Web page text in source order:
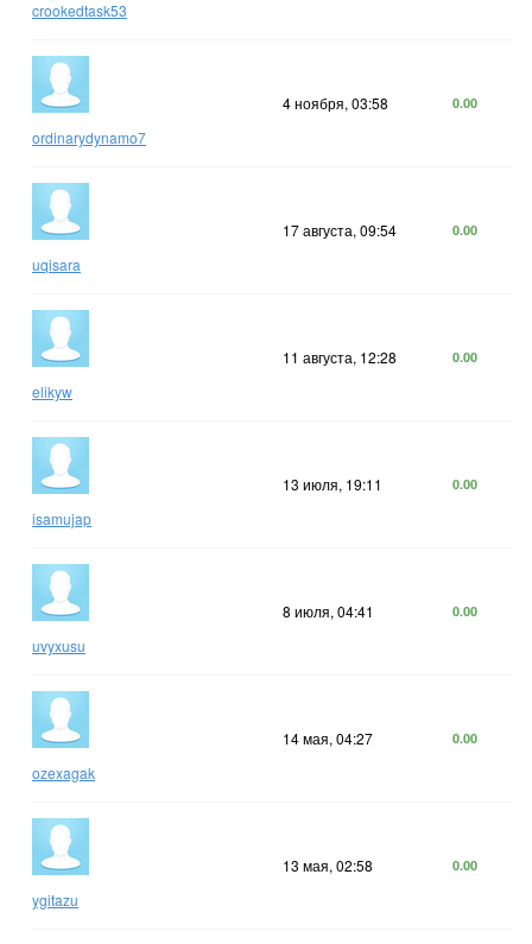
crookedtask53
ordinarydynamo7
4 ноября, 03:58 0.00
uqisara
17 августа, 09:54 0.00
elikyw
11 августа, 12:28 0.00
isamujap
13 июля, 19:11 0.00
uvyxusu
8 июля, 04:41 0.00
ozexagak
14 мая, 04:27 0.00
ygitazu
13 мая, 02:58 0.00